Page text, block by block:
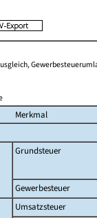
Merkmal
Grundsteuer
Gewerbesteuer
Umsatzsteuer